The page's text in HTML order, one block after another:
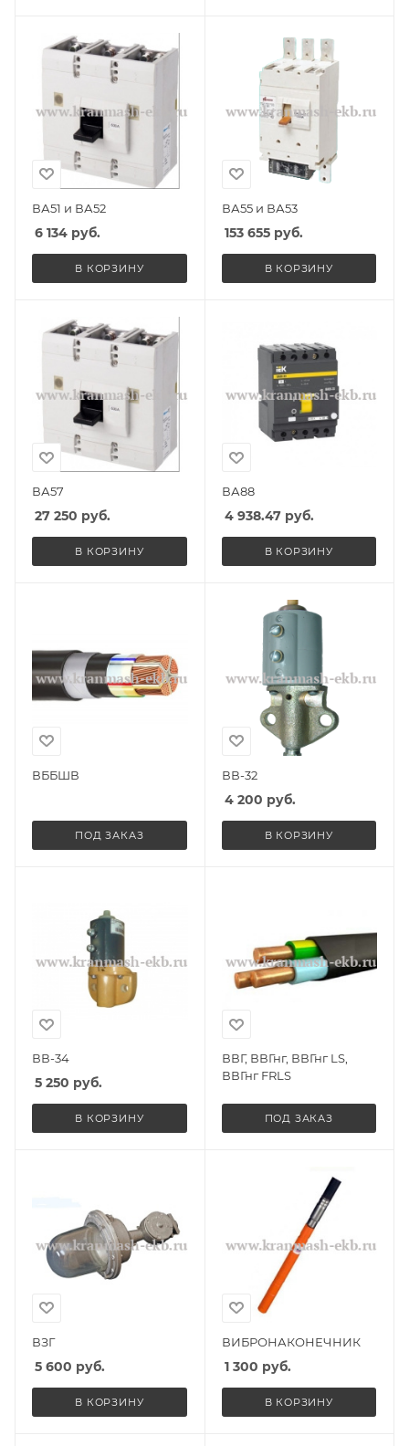
ВА51 и ВА52
6 134 руб.
В КОРЗИНУ
ВА55 и ВА53
153 655руб.
В КОРЗИНУ
ВА57
27 250 руб.
В КОРЗИНУ
ВА88
4 938.47руб.
В КОРЗИНУ
ВББШВ
ПОД ЗАКАЗ
ВВ-32
4 200 руб.
В КОРЗИНУ
ВВ-34
5 250 руб.
В КОРЗИНУ
ВВГ, ВВГнг, ВВГнг LS,
ВВГнг FRLS
ПОД ЗАКАЗ
ВЗГ
5 600 руб.
В КОРЗИНУ
ВИБРОНАКОНЕЧНИК
1 300 руб.
В КОРЗИНУ